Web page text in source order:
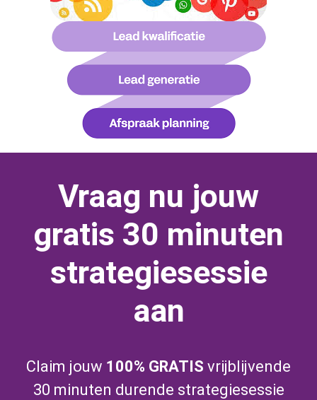
Vraag nu jouw
gratis 30 minuten
strategiesessie
aan
Claim jouw 100% GRATIS vrijblijvende
30 minuten durende strategiesessie